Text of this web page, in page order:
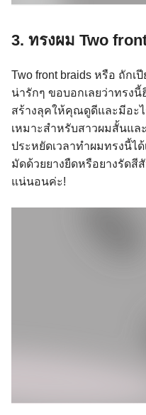
3. ทรงผม Two
Two front braids หรือ ถักเ
น่ารักๆ ขอบอกเลยว่าทรง
สร้างลุคให้คุณดูดีและมีอะ
เหมาะสำหรับสาวผมสั้นแล
ประหยัดเวลาทำผมทรงนี้ไ
มัดด้วยยางยืดหรือยางรัดสี
แน่นอนค่ะ!